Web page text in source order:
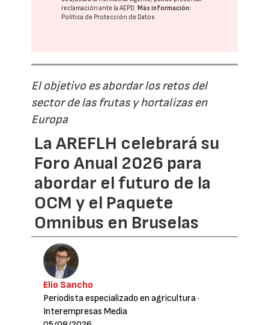
reclamación ante laAEPD. Más información:
Política de Protección de Datos
El objetivo es abordar los retos del
sector de las frutas y hortalizas en
Europa
La AREFLH celebrará su
Foro Anual 2026 para
abordar el futuro de la
OCM y el Paquete
Omnibus en Bruselas
Elio Sancho
Periodista especializado en agricultura·
Interempresas Media